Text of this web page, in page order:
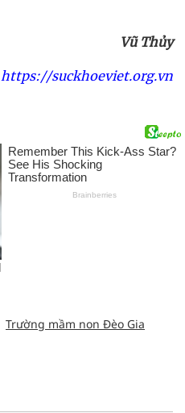
Vũ Thủy
https://suckhoeviet.org.vn
Trường mầm non Đèo Gia